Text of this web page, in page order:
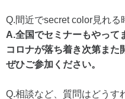
Q.間近でsecret color見れる
A.全国でセミナーもやって
コロナが落ち着き次第また
ぜひご参加ください。
Q.相談など、質問はどうす